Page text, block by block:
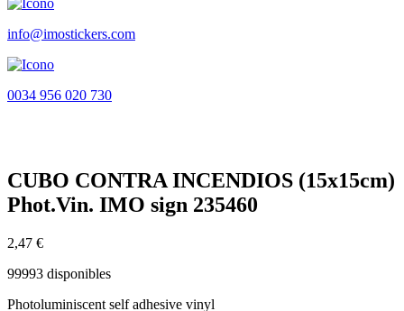
info@imostickers.com
0034 956 020 730
CUBO CONTRA INCENDIOS (15x15cm)
Phot.Vin. IMO sign 235460
2,47 €
99993 disponibles
Photoluminiscent self adhesive vinyl